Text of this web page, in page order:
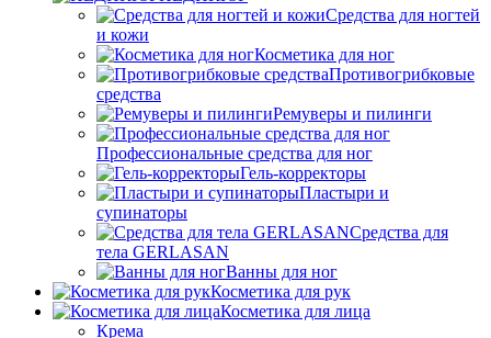
Средства для ногтей
и кожи
Косметика для ног
Противогрибковые
средства
Ремуверы и пилинги
Профессиональные средства для ног
Гель-корректоры
Пластыри и
супинаторы
Средства для
тела GERLASAN
Ванны для ног
Косметика для рук
Косметика для лица
Крема